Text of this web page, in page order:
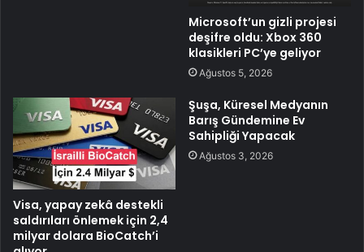
Microsoft’un gizli projesi
deşifre oldu: Xbox 360
klasikleri PC’ye geliyor
Ağustos 5, 2026
Visa, yapay zekâ destekli
saldırıları önlemek için 2,4
milyar dolara BioCatch’i
Şuşa, Küresel Medyanın
Barış Gündemine Ev
Sahipliği Yapacak
Ağustos 3, 2026